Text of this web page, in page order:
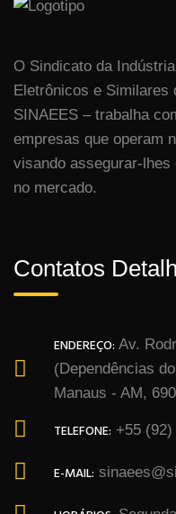
O Sindicato da
Eletrônicos e Similares
SINAEES – trabalha
empresas que operam
visando assegurar-
no mercado.
Contatos
ENDEREÇO: Av.
(Dependências
Manaus - AM,
TELEFONE: +55
E-MAIL: